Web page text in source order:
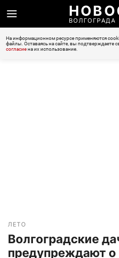
ВОЛГОГРАДА
На информационном ресурсе применяются
файлы. Оставаясь на сайте, вы подтверждаете
согласиена их использование.
ЛЕТО
Волгоградские
предупреждают о